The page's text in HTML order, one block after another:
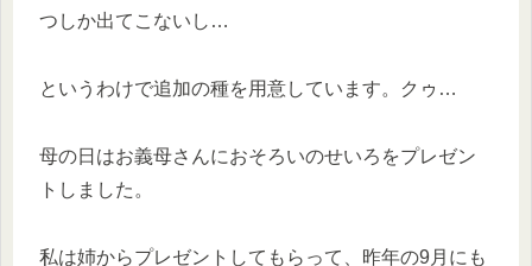
つしか出てこないし…
というわけで追加の種を用意しています。クゥ…
母の日はお義母さんにおそろいのせいろをプレゼン
トしました。
私は姉からプレゼントしてもらって、昨年の9月にも